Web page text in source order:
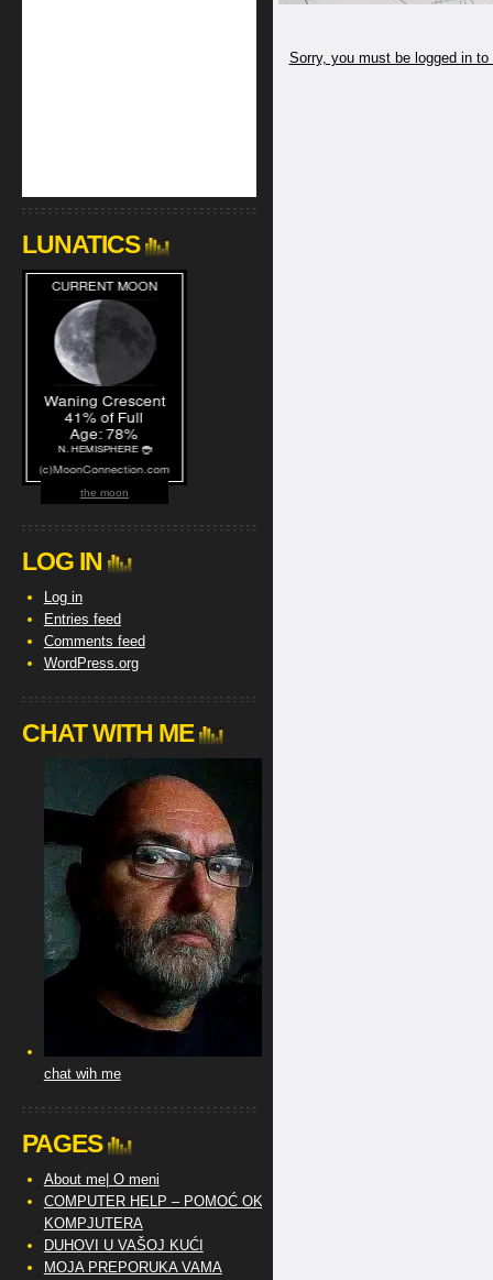
Sorry, you must be logged in
LUNATICS
the moon
LOG IN
Log in
Entries feed
Comments feed
WordPress.org
CHAT WITH ME
chat wih me
PAGES
About me| O meni
COMPUTER HELP – POMOĆ OKO
KOMPJUTERA
DUHOVI U VAŠOJ KUĆI
MOJA PREPORUKA VAMA